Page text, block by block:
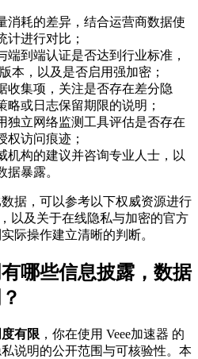
消耗的差异，结合运营商数据使
计进行对比；
端到端认证是否达到行业标准，
本，以及是否启用强加密；
收集项，关注是否存在差分隐
略或日志保留期限的说明；
独立网络监测工具评估是否存在
权访问痕迹；
机构的建议并咨询专业人士，以
据暴露。
据，可以参考以下权威资源进行
以及关于在线隐私与加密的官方
际操作建立清晰的判断。
哪些信息披露，数据
有限 ，你在使用 Veee加速器 的
说明的公开范围与可核验性。本